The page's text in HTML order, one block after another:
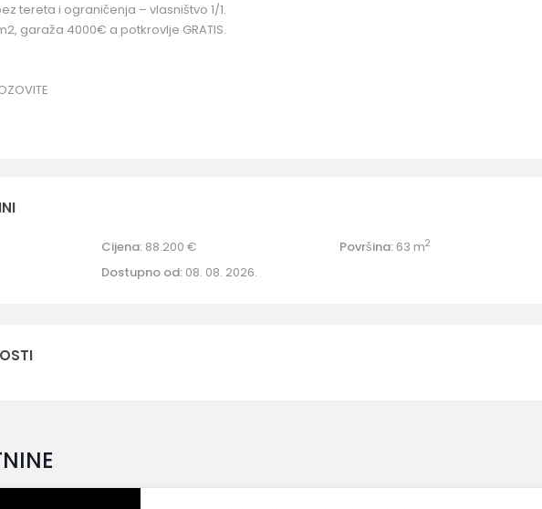
tereta i ograničenja – vlasništvo 1/1.
garaža 4000€ a potkrovlje GRATIS.
Cijena: 88.200 € Površina: 63 m2
Dostupno od:08. 08. 2026.